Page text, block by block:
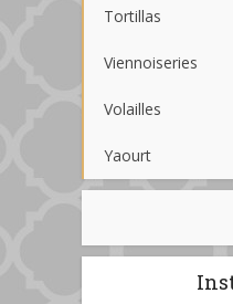
Tortillas
Viennoiseries
Volailles
Yaourt